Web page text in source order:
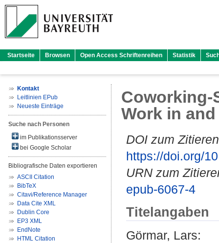
Startseite Browsen Open Access Schriftenreihen Statistik
Kontakt
Leitlinien EPub
Neueste Einträge
Suche nach Personen
im Publikationsserver
bei Google Scholar
Bibliografische Daten exportieren
ASCII Citation
BibTeX
Citavi/Reference Manager
Data Cite XML
Dublin Core
EP3 XML
EndNote
HTML Citation
Coworking-
Work in
DOI zum
https://doi.org/
URN zum
epub-6067-4
Titelangaben
Görmar, Lars: